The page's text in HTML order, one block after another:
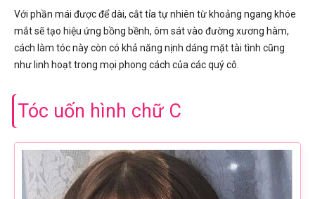
Với phần mái được để dài, cắt tỉa tự nhiên từ khoảng ngang khóe
mắt sẽ tạo hiệu ứng bồng bềnh, ôm sát vào đường xương hàm,
cách làm tóc này còn có khả năng nịnh dáng mặt tài tình cũng
như linh hoạt trong mọi phong cách của các quý cô.
Tóc uốn hình chữ C